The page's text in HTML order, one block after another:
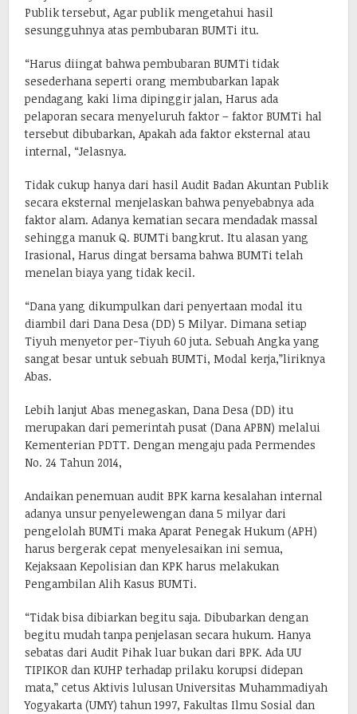
Publik tersebut, Agar publik mengetahui hasil
sesungguhnya atas pembubaran BUMTi itu.
“Harus diingat bahwa pembubaran BUMTi tidak
sesederhana seperti orang membubarkan lapak
pendagang kaki lima dipinggir jalan, Harus ada
pelaporan secara menyeluruh faktor – faktor BUMTi hal
tersebut dibubarkan, Apakah ada faktor eksternal atau
internal, “Jelasnya.
Tidak cukup hanya dari hasil Audit Badan Akuntan Publik
secara eksternal menjelaskan bahwa penyebabnya ada
faktor alam. Adanya kematian secara mendadak massal
sehingga manuk Q. BUMTi bangkrut. Itu alasan yang
Irasional, Harus dingat bersama bahwa BUMTi telah
menelan biaya yang tidak kecil.
“Dana yang dikumpulkan dari penyertaan modal itu
diambil dari Dana Desa (DD) 5 Milyar. Dimana setiap
Tiyuh menyetor per-Tiyuh 60 juta. Sebuah Angka yang
sangat besar untuk sebuah BUMTi, Modal kerja,”liriknya
Abas.
Lebih lanjut Abas menegaskan, Dana Desa (DD) itu
merupakan dari pemerintah pusat (Dana APBN) melalui
Kementerian PDTT. Dengan mengaju pada Permendes
No. 24 Tahun 2014,
Andaikan penemuan audit BPK karna kesalahan internal
adanya unsur penyelewengan dana 5 milyar dari
pengelolah BUMTi maka Aparat Penegak Hukum (APH)
harus bergerak cepat menyelesaikan ini semua,
Kejaksaan Kepolisian dan KPK harus melakukan
Pengambilan Alih Kasus BUMTi.
“Tidak bisa dibiarkan begitu saja. Dibubarkan dengan
begitu mudah tanpa penjelasan secara hukum. Hanya
sebatas dari Audit Pihak luar bukan dari BPK. Ada UU
TIPIKOR dan KUHP terhadap prilaku korupsi didepan
mata,” cetus Aktivis lulusan Universitas Muhammadiyah
Yogyakarta (UMY) tahun 1997, Fakultas Ilmu Sosial dan